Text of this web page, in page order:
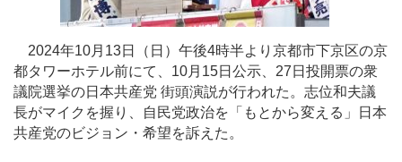
2024年10月13日（日）午後4時半より京都市下京区の京
都タワーホテル前にて、10月15日公示、27日投開票の衆
議院選挙の日本共産党 街頭演説が行われた。志位和夫議
長がマイクを握り、自民党政治を「もとから変える」日本
共産党のビジョン・希望を訴えた。